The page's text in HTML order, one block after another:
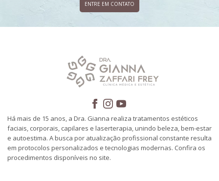
ENTRE EM CONTATO
Há mais de 15 anos, a Dra. Gianna realiza tratamentos estéticos
faciais, corporais, capilares e laserterapia, unindo beleza, bem-estar
e autoestima. A busca por atualização profissional constante resulta
em protocolos personalizados e tecnologias modernas. Confira os
procedimentos disponíveis no site.